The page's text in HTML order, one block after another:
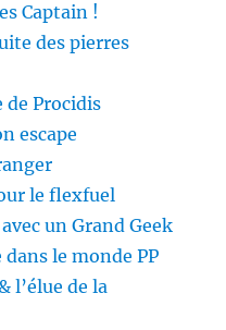
Captain !
des pierres
de Procidis
escape
le flexfuel
un Grand Geek
le monde PP
l’élue de la